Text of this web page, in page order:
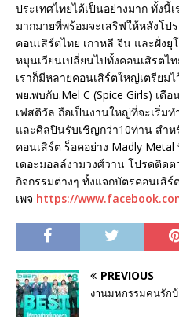
ประเทศไทยได้เป็นอย่างมาก ทั้งนี้
มากมายที่พร้อมจะเสริฟให้หลังโป
คอนเสิร์ตไทย เกาหลี จีน และฝั่ง
หมุนเวียนเปลี่ยนไปทั้งคอนเสิรต
เราก็มีหลายคอนเสิร์ตใหญ่เตรีย
พย.พบกับ.Mel C (Spice Girls) เดื
เฟสติวัล ถือเป็นงานใหญ่ที่จะเริ่ม
และศิลปินรับเชิญกว่า10ท่าน สำห
คอนเสิร์ต ร็อคอย่าง Madly
เดอะมอลล์งามวงศ์วาน โปรดติด
กิจกรรมต่างๆ ทั้งแจกบัตรคอนเสิ
เพจ https://
PREVIOUS
งานมหกรรมคนรักบ้